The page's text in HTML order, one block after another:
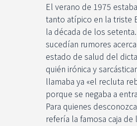
El verano de 1975
tanto atípico en la triste
la década de los
sucedían rumores
estado de salud del
quién irónica y
llamaba ya «el recluta
porque se negaba a
Para quienes
refería la famosa caja de